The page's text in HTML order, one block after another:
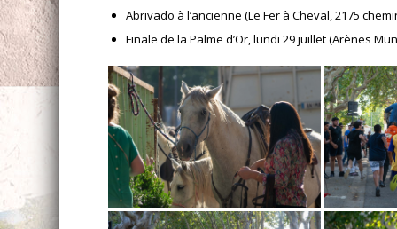
Abrivado à l’ancienne (Le Fer à Cheval, 2175
Finale de la Palme d’Or, lundi 29 juillet (Arènes